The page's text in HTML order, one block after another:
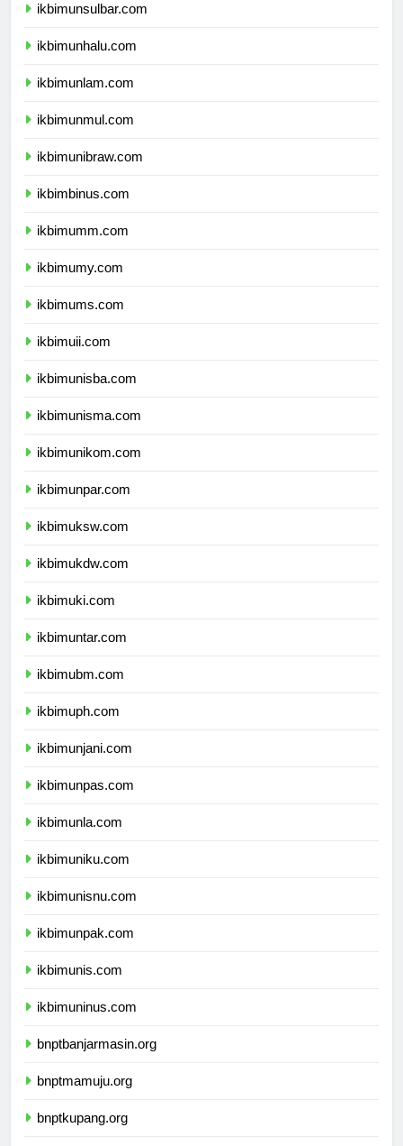
ikbimunsulbar.com
ikbimunhalu.com
ikbimunlam.com
ikbimunmul.com
ikbimunibraw.com
ikbimbinus.com
ikbimumm.com
ikbimumy.com
ikbimums.com
ikbimuii.com
ikbimunisba.com
ikbimunisma.com
ikbimunikom.com
ikbimunpar.com
ikbimuksw.com
ikbimukdw.com
ikbimuki.com
ikbimuntar.com
ikbimubm.com
ikbimuph.com
ikbimunjani.com
ikbimunpas.com
ikbimunla.com
ikbimuniku.com
ikbimunisnu.com
ikbimunpak.com
ikbimunis.com
ikbimuninus.com
bnptbanjarmasin.org
bnptmamuju.org
bnptkupang.org